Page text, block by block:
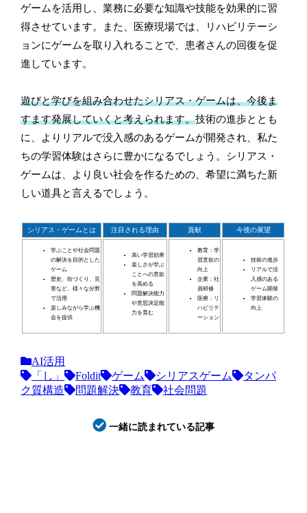
ゲームを活用し、業務に必要な知識や技能を効果的に習
得させています。また、医療現場では、リハビリテーシ
ョンにゲームを取り入れることで、患者さんの回復を促
進しています。
遊びと学びを組み合わせたシリアス・ゲームは、今後ま
すます発展していくと考えられます。技術の進歩ととも
に、よりリアルで没入感のあるゲームが開発され、私た
ちの学習体験はさらに豊かになるでしょう。シリアス・
ゲームは、より良い社会を作るための、希望に満ちた新
しい道具と言えるでしょう。
シリアス・ゲームとは 注目される理由 貢献 今後の展望
学ぶことや社会問題
の解決を目的とした
ゲーム
歴史、街づくり、災
害など、様々な分野
で活用
楽しみながら学ぶ機
会を提供
高い学習効果
楽しさが学ぶ
ことへの意欲
を高める
問題解決能力
や意思決定能
力を育む
教育：学
習意欲の
向上
企業：社
員研修
医療：リ
ハビリテ
ーション
技術の進歩
リアルで没
入感のある
ゲーム開発
学習体験の
向上
AI活用
「し」
Foldit ゲーム シリアスゲーム
タンパ
ク質構造
問題解決 教育 社会問題
一緒に読まれている記事